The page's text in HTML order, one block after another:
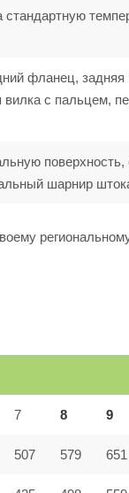
фланец, задняя
с пальцем,
шарнир
7 8 9
507 579 651